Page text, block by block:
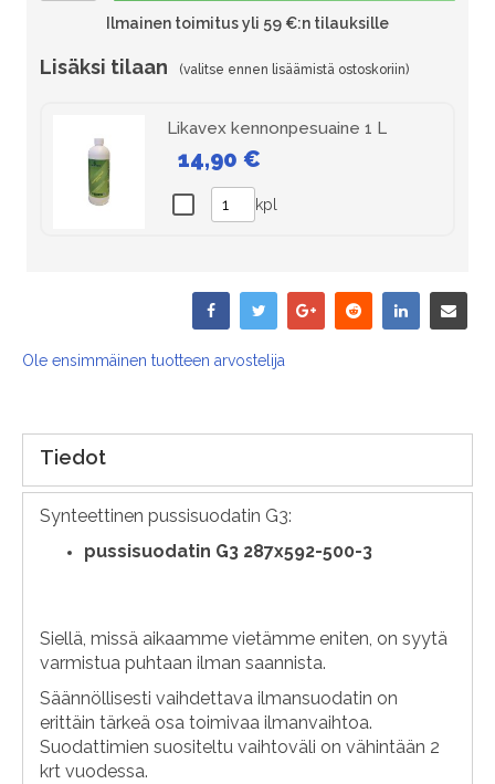
Ilmainen toimitus yli 59 €:n tilauksille
Lisäksi tilaan
Likavex kennonpesuaine 1 L
14,90 €
kpl
Ole ensimmäinen tuotteen arvostelija
Tiedot
Synteettinen pussisuodatin G3:
pussisuodatin G3 287x592-500-3
Siellä, missä aikaamme vietämme eniten, on syytä
varmistua puhtaan ilman saannista.
Säännöllisesti vaihdettava ilmansuodatin on
erittäin tärkeä osa toimivaa ilmanvaihtoa.
Suodattimien suositeltu vaihtoväli on vähintään 2
krt vuodessa.